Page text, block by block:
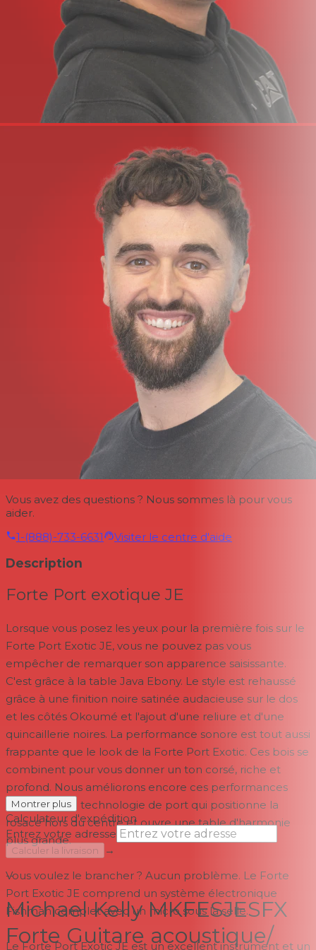
Vous avez des questions ? Nous sommes là pour vous
aider.
1-(888)-733-6631
Visiter le centre d'aide
Description
Forte Port exotique JE
Lorsque vous posez les yeux pour la première fois sur le
Forte Port Exotic JE, vous ne pouvez pas vous
empêcher de remarquer son apparence saisissante.
C'est grâce à la table Java Ebony. Le style est rehaussé
grâce à une finition noire satinée audacieuse sur le dos
et les côtés Okoumé et l'ajout d'une reliure et d'une
quincaillerie noires. La performance sonore est tout aussi
frappante que le look de la Forte Port Exotic. Ces bois se
combinent pour vous donner un ton corsé, riche et
profond. Nous améliorons encore ces performances
grâce à notre technologie de port qui positionne la
rosace hors du centre et ouvre une table d'harmonie
plus grande.
Vous voulez le brancher ? Aucun problème. Le Forte
Port Exotic JE comprend un système électronique
Fishman complet avec un micro sous la selle.
Le Forte Port Exotic JE est un excellent instrument et un
Montrer plus
Calculateur d'expédition
Entrez votre adresse
Calculer la livraison
→
--
Michael Kelly MKFESJESFX
Forte Guitare acoustique/